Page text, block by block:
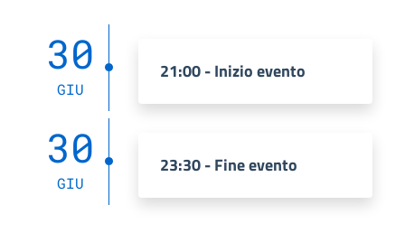
30
GIU
21:00 - Inizio evento
30
GIU
23:30 - Fine evento